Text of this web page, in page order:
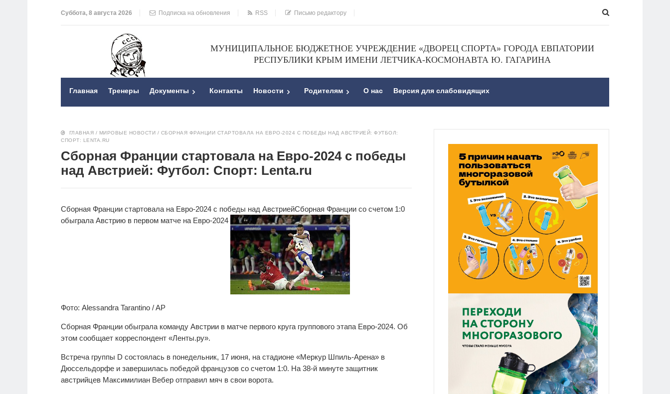
Суббота, 8 августа 2026 Подписка на обновления RSS Письмо редактору
МУНИЦИПАЛЬНОЕ БЮДЖЕТНОЕ УЧРЕЖДЕНИЕ «ДВОРЕЦ СПОРТА» ГОРОДА ЕВПАТОРИИ
РЕСПУБЛИКИ КРЫМ ИМЕНИ ЛЕТЧИКА-КОСМОНАВТА Ю. ГАГАРИНА
Главная Тренеры Документы Контакты Новости Родителям О нас Версия для слабовидящих
ГЛАВНАЯ / МИРОВЫЕ НОВОСТИ / СБОРНАЯ ФРАНЦИИ СТАРТОВАЛА НА ЕВРО-2024 С ПОБЕДЫ НАД АВСТРИЕЙ: ФУТБОЛ:
СПОРТ: LENTA.RU
Сборная Франции стартовала на Евро-2024 с победы
над Австрией: Футбол: Спорт: Lenta.ru
Сборная Франции стартовала на Евро-2024 с победы над АвстриейСборная Франции со счетом 1:0
обыграла Австрию в первом матче на Евро-2024
Фото: Alessandra Tarantino / AP
Сборная Франции обыграла команду Австрии в матче первого круга группового этапа Евро-2024. Об
этом сообщает корреспондент «Ленты.ру».
Встреча группы D состоялась в понедельник, 17 июня, на стадионе «Меркур Шпиль-Арена» в
Дюссельдорфе и завершилась победой французов со счетом 1:0. На 38-й минуте защитник
австрийцев Максимилиан Вебер отправил мяч в свои ворота.